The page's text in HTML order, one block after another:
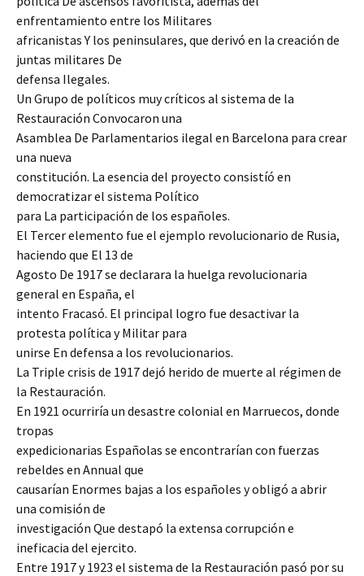
enfrentamiento entre los Militares
africanistas Y los peninsulares, que derivó en la creación de
juntas militares De
defensa Ilegales.
Un Grupo de políticos muy críticos al sistema de la
Restauración Convocaron una
Asamblea De Parlamentarios ilegal en Barcelona para crear
una nueva
constitución. La esencia del proyecto consistíó en
democratizar el sistema Político
para La participación de los españoles.
El Tercer elemento fue el ejemplo revolucionario de Rusia,
haciendo que El 13 de
Agosto De 1917 se declarara la huelga revolucionaria
general en España, el
intento Fracasó. El principal logro fue desactivar la
protesta política y Militar para
unirse En defensa a los revolucionarios.
La Triple crisis de 1917 dejó herido de muerte al régimen de
la Restauración.
En 1921 ocurriría un desastre colonial en Marruecos, donde
tropas
expedicionarias Españolas se encontrarían con fuerzas
rebeldes en Annual que
causarían Enormes bajas a los españoles y obligó a abrir
una comisión de
investigación Que destapó la extensa corrupción e
ineficacia del ejercito.
Entre 1917 y 1923 el sistema de la Restauración pasó por su